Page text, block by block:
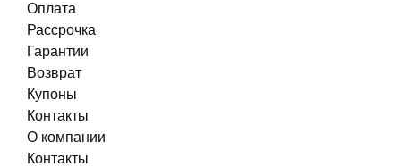
Оплата
Рассрочка
Гарантии
Возврат
Купоны
Контакты
О компании
Контакты